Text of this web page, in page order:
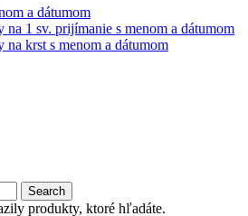
a dátumom
na 1 sv. prijímanie s menom a dátumom
na krst s menom a dátumom
Search
produkty, ktoré hľadáte.